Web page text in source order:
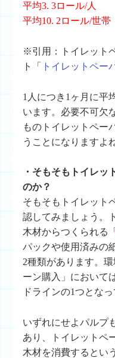
平均3. 3ロール/人
平均10. 2ロール/世帯
※引用：トイレット
ト「
トイレットペー
1人につき1ヶ月に平
います。必要不可欠
ものトイレットペー
うことになりますよ
・そもそもトイレッ
のか？
そもそもトイレット
認してみましょう。
木材からつくられる
パックや使用済みの
2種類があります。
ーン購入」において
ドラインの1つとなっ
いずれにせよパルプ
あり、トイレットペ
木材を消費するとい